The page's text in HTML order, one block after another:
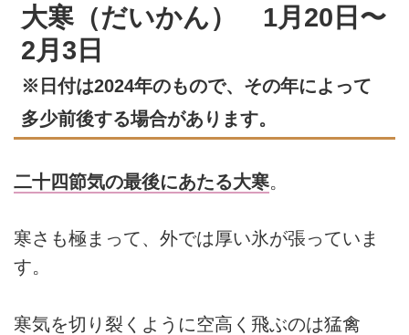
大寒（だいかん） 1月20日〜
2月3日
※日付は2024年のもので、その年によって
多少前後する場合があります。
二十四節気の最後にあたる大寒。
寒さも極まって、外では厚い氷が張っていま
す。
寒気を切り裂くように空高く飛ぶのは猛禽